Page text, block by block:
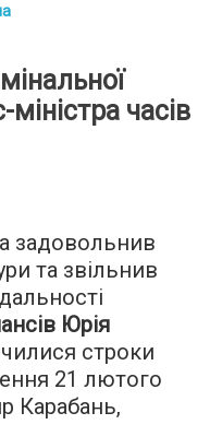
часів
задовольнив
та звільнив
Юрія
строки
21 лютого
Карабань,